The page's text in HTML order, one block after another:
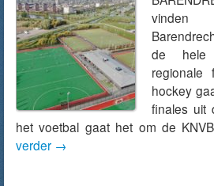
vinden
de hele
regionale
hockey
finales uit
het voetbal gaat het om de
verder →